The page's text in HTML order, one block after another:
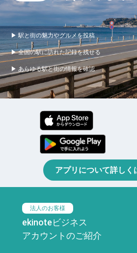
▶ 駅と街の魅力やグルメを投稿
▶ 全国の駅に訪れた記録を残せる
▶ あらゆる駅と街の情報を確認
アプリについて詳しく
法人のお客様
ekinoteビジネス
アカウントのご紹介